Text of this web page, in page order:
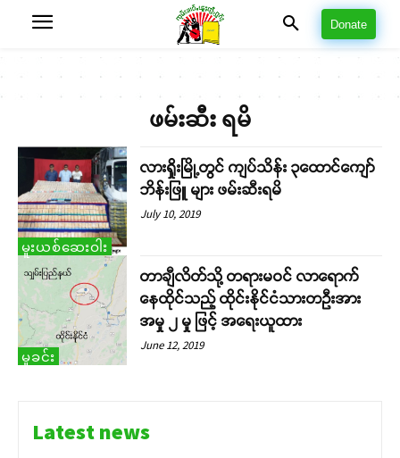
Donate
ဖမ်းဆီး ရမိ
မူးယစ်ဆေးဝါး
လားရှိုးမြို့တွင် ကျပ်သိန်း ၃ထောင်ကျော်
ဘိန်းဖြူ များ ဖမ်းဆီးရမိ
July 10, 2019
မှုခင်း
တာချီလိတ်သို့ တရားမဝင် လာရောက်
နေထိုင်သည့် ထိုင်းနိုင်ငံသားတဦးအား
အမှု ၂ မှု ဖြင့် အရေးယူထား
June 12, 2019
Latest news